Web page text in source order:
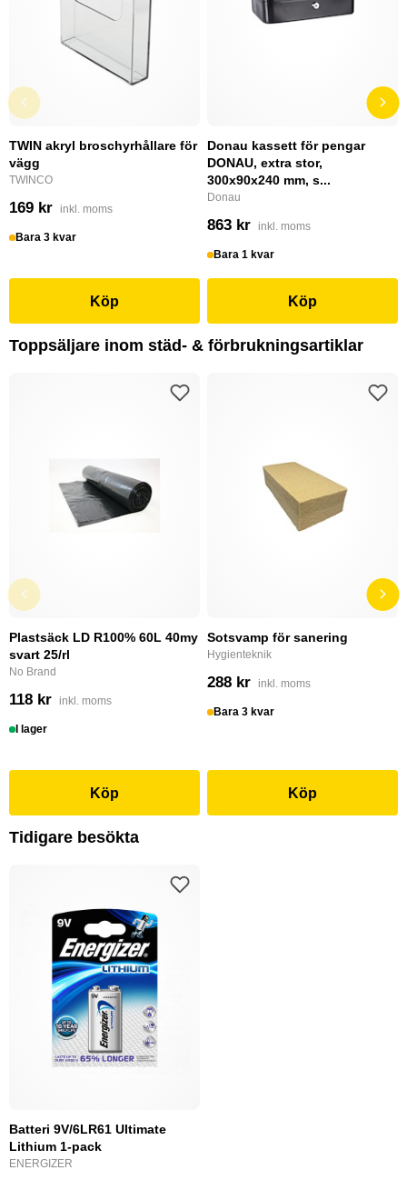
TWIN akryl broschyrhållare för
vägg
TWINCO
169 kr inkl. moms
Bara 3 kvar
Köp
Donau kassett för pengar
DONAU, extra stor,
300x90x240 mm, s...
Donau
863 kr inkl. moms
Bara 1 kvar
Köp
Toppsäljare inom städ- & förbrukningsartiklar
Plastsäck LD R100% 60L 40my
svart 25/rl
No Brand
118 kr inkl. moms
I lager
Köp
Sotsvamp för sanering
Hygienteknik
288 kr inkl. moms
Bara 3 kvar
Köp
Tidigare besökta
Batteri 9V/6LR61 Ultimate
Lithium 1-pack
ENERGIZER